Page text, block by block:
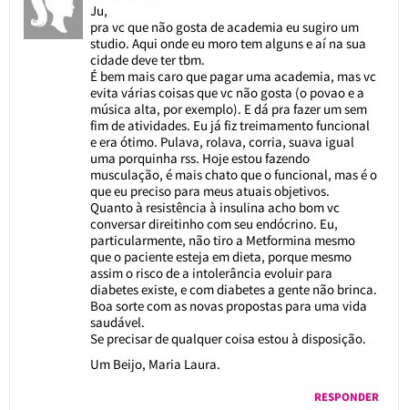
Ju,
pra vc que não gosta de academia eu sugiro um
studio. Aqui onde eu moro tem alguns e aí na sua
cidade deve ter tbm.
É bem mais caro que pagar uma academia, mas vc
evita várias coisas que vc não gosta (o povao e a
música alta, por exemplo). E dá pra fazer um sem
fim de atividades. Eu já fiz treimamento funcional
e era ótimo. Pulava, rolava, corria, suava igual
uma porquinha rss. Hoje estou fazendo
musculação, é mais chato que o funcional, mas é o
que eu preciso para meus atuais objetivos.
Quanto à resistência à insulina acho bom vc
conversar direitinho com seu endócrino. Eu,
particularmente, não tiro a Metformina mesmo
que o paciente esteja em dieta, porque mesmo
assim o risco de a intolerância evoluir para
diabetes existe, e com diabetes a gente não brinca.
Boa sorte com as novas propostas para uma vida
saudável.
Se precisar de qualquer coisa estou à disposição.
Um Beijo, Maria Laura.
RESPONDER